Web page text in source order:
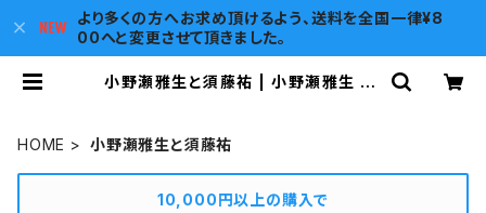
より多くの方へお求め頂けるよう、送料を全国一律¥8
00へと変更させて頂きました。
小野瀬雅生と須藤祐 | 小野瀬雅生 Of
HOME 小野瀬雅生と須藤祐
10,000円以上の購入で